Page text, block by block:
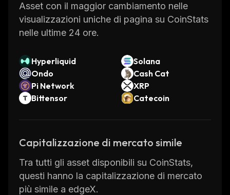
Asset con il maggior cambiamento nelle
visualizzazioni uniche di pagina su CoinStats
nelle ultime 24 ore.
Hyperliquid
Solana
Ondo
Cash Cat
Pi Network
XRP
Bittensor
Catecoin
Capitalizzazione di mercato simile
Tra tutti gli asset disponibili su CoinStats,
questi hanno la capitalizzazione di mercato
più simile a edgeX.